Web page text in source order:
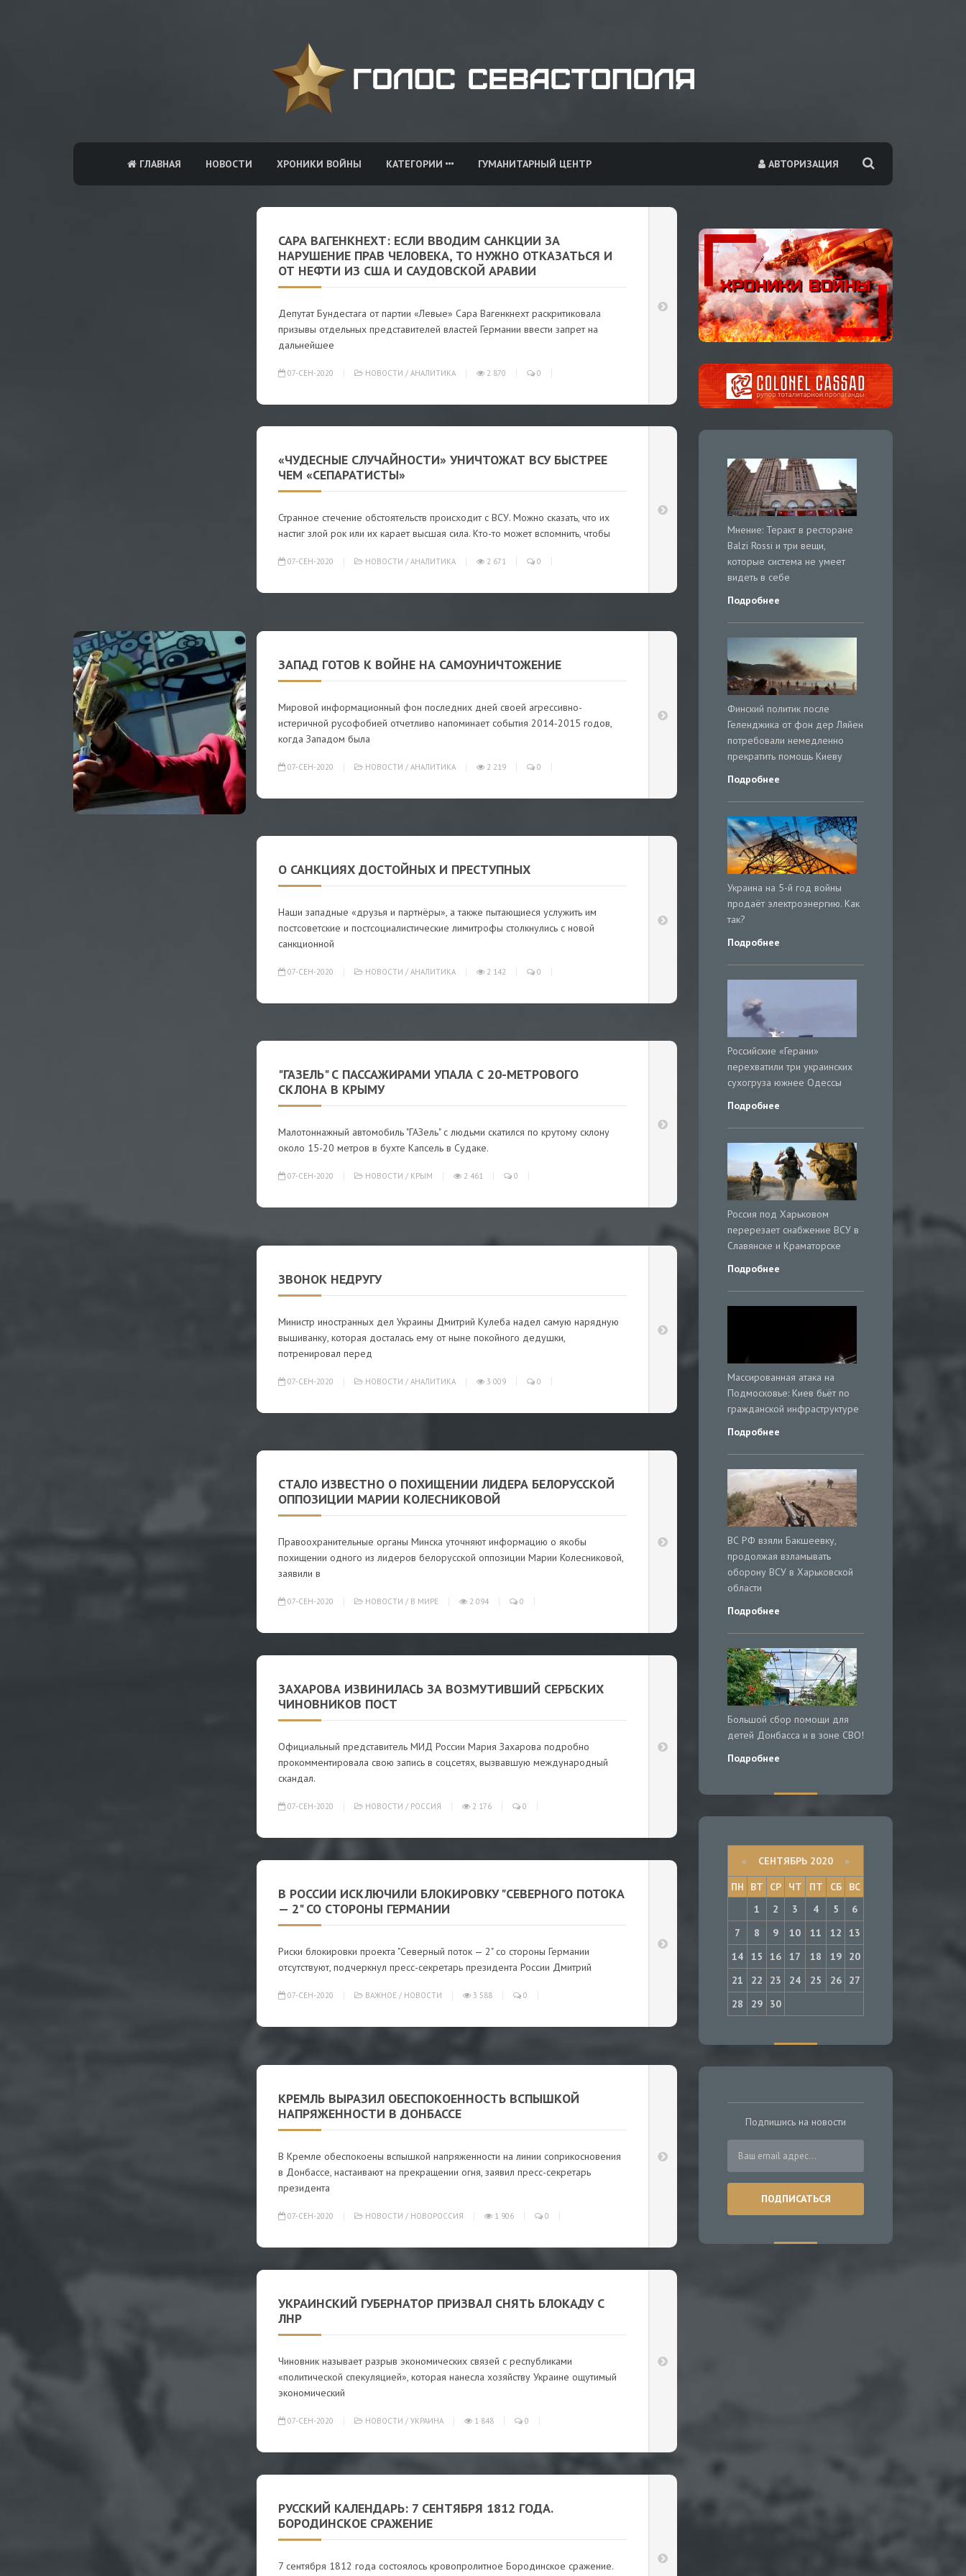
АВТОРИЗАЦИЯ
ГЛАВНАЯ НОВОСТИ ХРОНИКИ ВОЙНЫ КАТЕГОРИИ ГУМАНИТАРНЫЙ ЦЕНТР
САРА ВАГЕНКНЕХТ: ЕСЛИ ВВОДИМ САНКЦИИ ЗА
НАРУШЕНИЕ ПРАВ ЧЕЛОВЕКА, ТО НУЖНО ОТКАЗАТЬСЯ И
ОТ НЕФТИ ИЗ США И САУДОВСКОЙ АРАВИИ
Депутат Бундестага от партии «Левые» Сара Вагенкнехт раскритиковала
призывы отдельных представителей властей Германии ввести запрет на
дальнейшее
07-СЕН-2020 НОВОСТИ / АНАЛИТИКА 2 870 0
«ЧУДЕСНЫЕ СЛУЧАЙНОСТИ» УНИЧТОЖАТ ВСУ БЫСТРЕЕ
ЧЕМ «СЕПАРАТИСТЫ»
Странное стечение обстоятельств происходит с ВСУ. Можно сказать, что их
настиг злой рок или их карает высшая сила. Кто-то может вспомнить, чтобы
07-СЕН-2020 НОВОСТИ / АНАЛИТИКА 2 671 0
ЗАПАД ГОТОВ К ВОЙНЕ НА САМОУНИЧТОЖЕНИЕ
Мировой информационный фон последних дней своей агрессивно-
истеричной русофобией отчетливо напоминает события 2014-2015 годов,
когда Западом была
07-СЕН-2020 НОВОСТИ / АНАЛИТИКА 2 219 0
О САНКЦИЯХ ДОСТОЙНЫХ И ПРЕСТУПНЫХ
Наши западные «друзья и партнёры», а также пытающиеся услужить им
постсоветские и постсоциалистические лимитрофы столкнулись с новой
санкционной
07-СЕН-2020 НОВОСТИ / АНАЛИТИКА 2 142 0
"ГАЗЕЛЬ" С ПАССАЖИРАМИ УПАЛА С 20-МЕТРОВОГО
СКЛОНА В КРЫМУ
Малотоннажный автомобиль "ГАЗель" с людьми скатился по крутому склону
около 15-20 метров в бухте Капсель в Судаке.
07-СЕН-2020 НОВОСТИ / КРЫМ 2 461 0
ЗВОНОК НЕДРУГУ
Министр иностранных дел Украины Дмитрий Кулеба надел самую нарядную
вышиванку, которая досталась ему от ныне покойного дедушки,
потренировал перед
07-СЕН-2020 НОВОСТИ / АНАЛИТИКА 3 009 0
СТАЛО ИЗВЕСТНО О ПОХИЩЕНИИ ЛИДЕРА БЕЛОРУССКОЙ
ОППОЗИЦИИ МАРИИ КОЛЕСНИКОВОЙ
Правоохранительные органы Минска уточняют информацию о якобы
похищении одного из лидеров белорусской оппозиции Марии Колесниковой,
заявили в
07-СЕН-2020 НОВОСТИ / В МИРЕ 2 094 0
ЗАХАРОВА ИЗВИНИЛАСЬ ЗА ВОЗМУТИВШИЙ СЕРБСКИХ
ЧИНОВНИКОВ ПОСТ
Официальный представитель МИД России Мария Захарова подробно
прокомментировала свою запись в соцсетях, вызвавшую международный
скандал.
07-СЕН-2020 НОВОСТИ / РОССИЯ 2 176 0
В РОССИИ ИСКЛЮЧИЛИ БЛОКИРОВКУ "СЕВЕРНОГО ПОТОКА
— 2" СО СТОРОНЫ ГЕРМАНИИ
Риски блокировки проекта "Северный поток — 2" со стороны Германии
отсутствуют, подчеркнул пресс-секретарь президента России Дмитрий
07-СЕН-2020 ВАЖНОЕ / НОВОСТИ 3 588 0
КРЕМЛЬ ВЫРАЗИЛ ОБЕСПОКОЕННОСТЬ ВСПЫШКОЙ
НАПРЯЖЕННОСТИ В ДОНБАССЕ
В Кремле обеспокоены вспышкой напряженности на линии соприкосновения
в Донбассе, настаивают на прекращении огня, заявил пресс-секретарь
президента
07-СЕН-2020 НОВОСТИ / НОВОРОССИЯ 1 906 0
УКРАИНСКИЙ ГУБЕРНАТОР ПРИЗВАЛ СНЯТЬ БЛОКАДУ С
ЛНР
Чиновник называет разрыв экономических связей с республиками
«политической спекуляцией», которая нанесла хозяйству Украине ощутимый
экономический
07-СЕН-2020 НОВОСТИ / УКРАИНА 1 848 0
РУССКИЙ КАЛЕНДАРЬ: 7 СЕНТЯБРЯ 1812 ГОДА.
БОРОДИНСКОЕ СРАЖЕНИЕ
7 сентября 1812 года состоялось кровопролитное Бородинское сражение.
Мнение: Теракт в ресторане
Balzi Rossi и три вещи,
которые система не умеет
видеть в себе
Подробнее
Финский политик после
Геленджика от фон дер Ляйен
потребовали немедленно
прекратить помощь Киеву
Подробнее
Украина на 5-й год войны
продаёт электроэнергию. Как
так?
Подробнее
Российские «Герани»
перехватили три украинских
сухогруза южнее Одессы
Подробнее
Россия под Харьковом
перерезает снабжение ВСУ в
Славянске и Краматорске
Подробнее
Массированная атака на
Подмосковье: Киев бьёт по
гражданской инфраструктуре
Подробнее
ВС РФ взяли Бакшеевку,
продолжая взламывать
оборону ВСУ в Харьковской
области
Подробнее
Большой сбор помощи для
детей Донбасса и в зоне СВО!
Подробнее
« СЕНТЯБРЬ 2020 »
ПН
ВТ СР ЧТ ПТ СБ
ВС
1
2 3 4 5
6
7
8 9 10 11 12
13
14
15 16 17 18 19
20
21
22 23 24 25 26
27
28
29 30
Подпишись на новости